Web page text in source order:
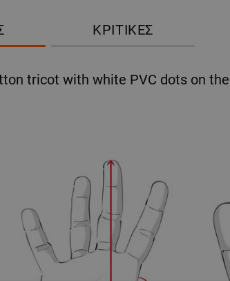
ΚΡΙΤΙΚΈΣ
tricot with white PVC dots on